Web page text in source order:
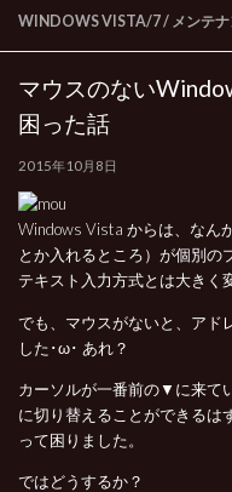
WINDOWS VISTA/7/ メンテ
マウスのない
困った話
2015年10月8日
Windows Vista からは、なん
とか入れるところ）が個別の
テキスト入力方式とは大きく
でも、マウスがないと、アド
した･ω･ あれ？
カーソルが一番前の▼に来て
に切り替えることができるは
って困りました。
ではどうするか？